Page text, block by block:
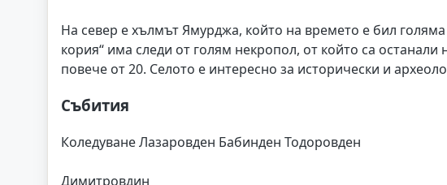
На север е хълмът Ямурджа, който на времето е бил
кория“ има следи от голям некропол, от който са
повече от 20. Селото е интересно за исторически и
Събития
Коледуване Лазаровден Бабинден Тодоровден
Димитровдин